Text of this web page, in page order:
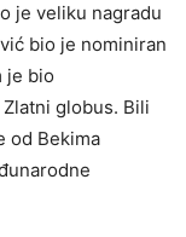
je veliku nagradu
bio je nominiran
je bio
globus. Bili
od Bekima